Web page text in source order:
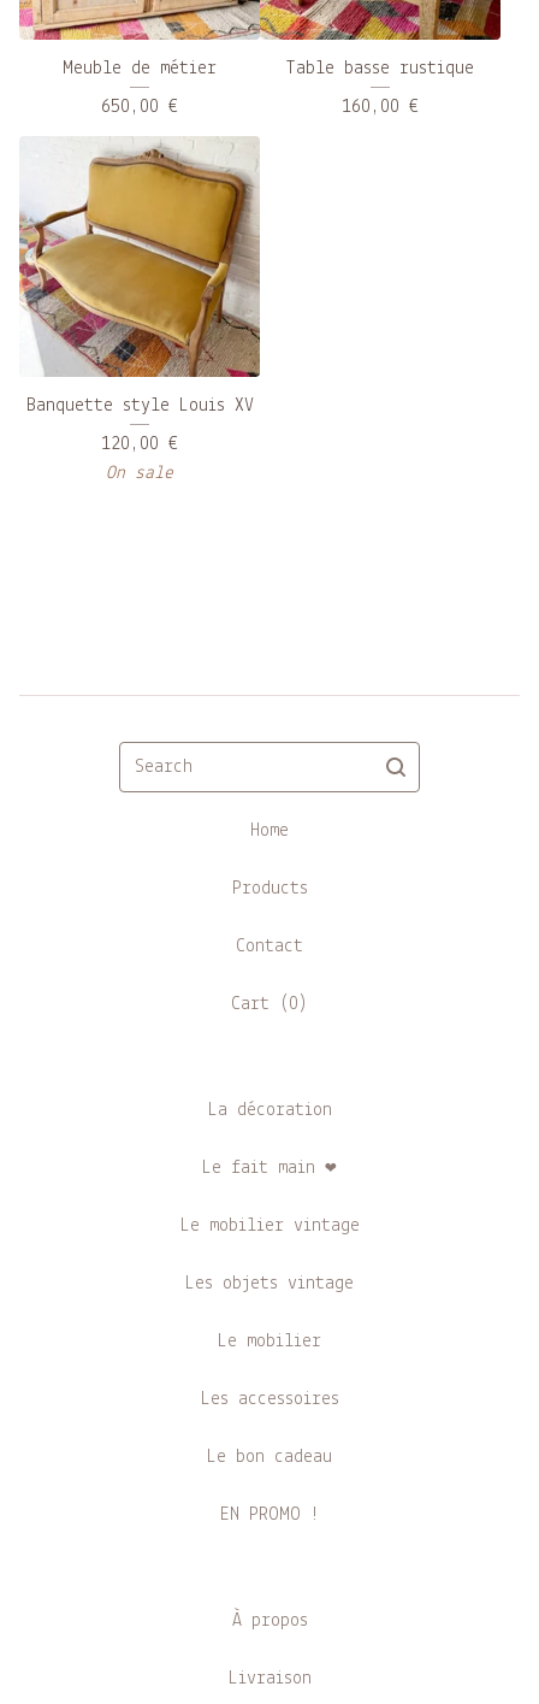
Meuble de métier
650,00 €
Table basse rustique
160,00 €
Banquette style Louis XV
120,00 €
On sale
Search
Home
Products
Contact
Cart ( 0 )
La décoration
Le fait main ❤
Le mobilier vintage
Les objets vintage
Le mobilier
Les accessoires
Le bon cadeau
EN PROMO !
À propos
Livraison